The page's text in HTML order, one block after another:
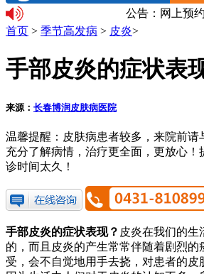
公告：网上预
首页 > 季节高发病 > 皮炎>
手部皮炎的症状表
来源： 长春博润皮肤病医院
温馨提醒： 皮肤病患者较多，来院前请
充分了解病情，治疗更全面，更放心！
诊时间太久！
手部皮炎的症状表现？ 皮炎在我们的生
的，而且皮炎的产生常常伴随着剧烈的
受，会不自觉地用手去挠，对患者的皮